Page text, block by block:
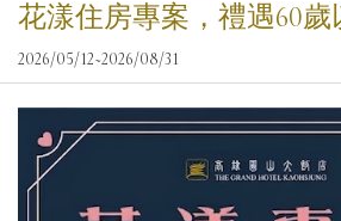
花漾住房專案，禮遇60歲
2026/05/12~2026/08/31